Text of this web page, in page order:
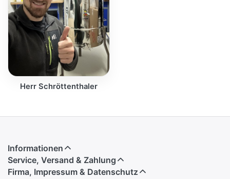
Herr Schröttenthaler
Informationen
Service, Versand & Zahlung
Firma, Impressum & Datenschutz